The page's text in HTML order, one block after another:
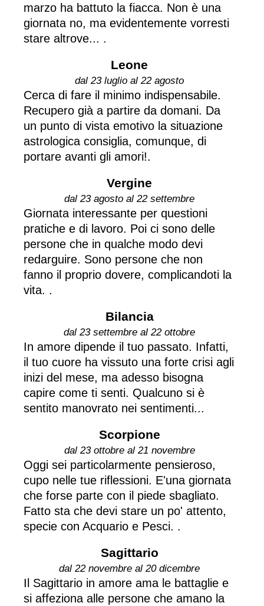
marzo ha battuto la fiacca. Non è una
giornata no, ma evidentemente vorresti
stare altrove... .
Leone
dal 23 luglio al 22 agosto
Cerca di fare il minimo indispensabile.
Recupero già a partire da domani. Da
un punto di vista emotivo la situazione
astrologica consiglia, comunque, di
portare avanti gli amori!.
Vergine
dal 23 agosto al 22 settembre
Giornata interessante per questioni
pratiche e di lavoro. Poi ci sono delle
persone che in qualche modo devi
redarguire. Sono persone che non
fanno il proprio dovere, complicandoti la
vita. .
Bilancia
dal 23 settembre al 22 ottobre
In amore dipende il tuo passato. Infatti,
il tuo cuore ha vissuto una forte crisi agli
inizi del mese, ma adesso bisogna
capire come ti senti. Qualcuno si è
sentito manovrato nei sentimenti...
Scorpione
dal 23 ottobre al 21 novembre
Oggi sei particolarmente pensieroso,
cupo nelle tue riflessioni. E'una giornata
che forse parte con il piede sbagliato.
Fatto sta che devi stare un po' attento,
specie con Acquario e Pesci. .
Sagittario
dal 22 novembre al 20 dicembre
Il Sagittario in amore ama le battaglie e
si affeziona alle persone che amano la